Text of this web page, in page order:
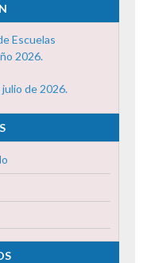
Escuelas
2026.
de 2026.